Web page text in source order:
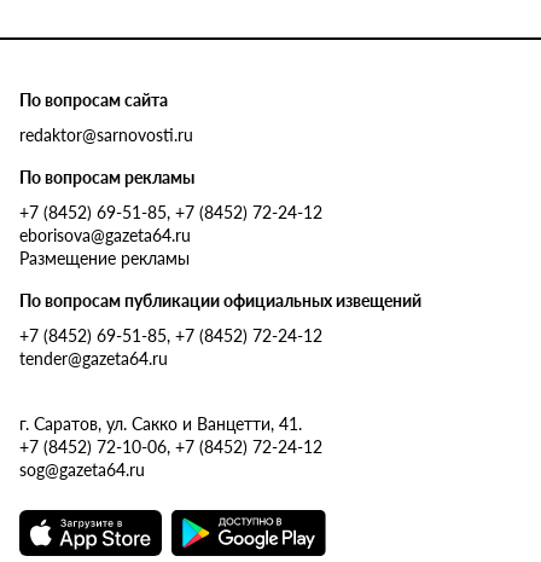
По вопросам сайта
redaktor@sarnovosti.ru
По вопросам рекламы
+7 (8452) 69-51-85, +7 (8452) 72-24-12
eborisova@gazeta64.ru
Размещение рекламы
По вопросам публикации официальных извещений
+7 (8452) 69-51-85, +7 (8452) 72-24-12
tender@gazeta64.ru
г. Саратов, ул. Сакко и Ванцетти, 41.
+7 (8452) 72-10-06, +7 (8452) 72-24-12
sog@gazeta64.ru